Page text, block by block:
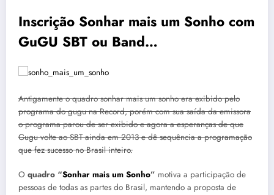
Inscrição Sonhar mais um Sonho com
GuGU SBT ou Band…
Antigamente o quadro sonhar mais um sonho era exibido pelo
programa do gugu na Record, porém com sua saída da emissora
o programa parou de ser exibido e agora a esperanças de que
Gugu volte ao SBT ainda em 2013 e dê sequência a programação
que fez sucesso no Brasil inteiro.
O quadro “Sonhar mais um Sonho” motiva a participação de
pessoas de todas as partes do Brasil, mantendo a proposta de